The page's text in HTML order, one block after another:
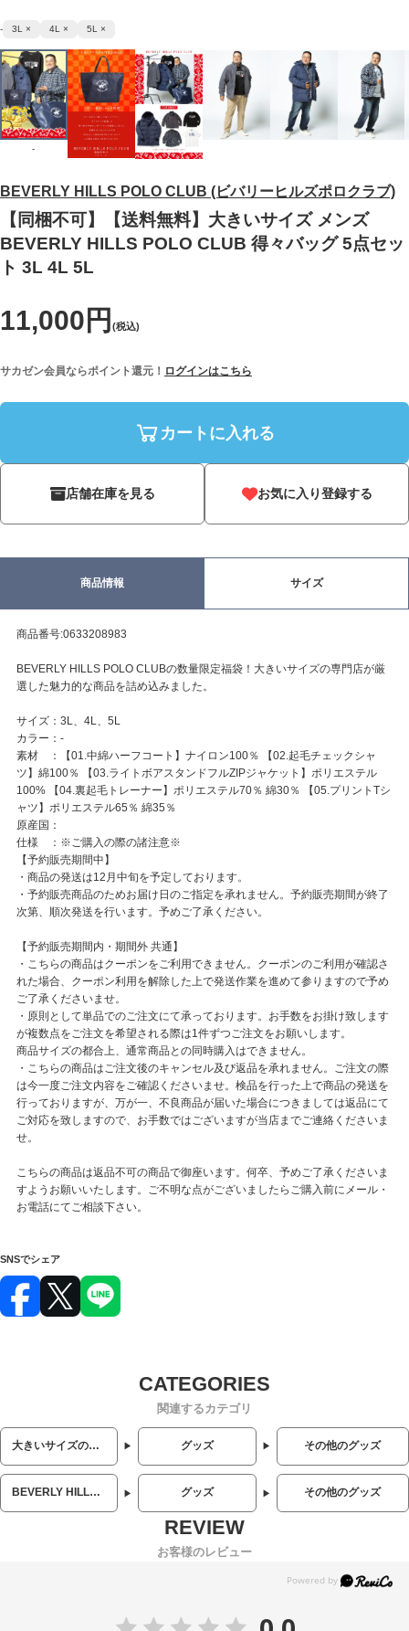
BEVERLY HILLS POLO CLUB (ビバリーヒルズポロクラブ)
【同梱不可】【送料無料】大きいサイズ メンズ
BEVERLY HILLS POLO CLUB 得々バッグ 5点セッ
ト 3L 4L 5L
11,000円 (税込)
サカゼン会員ならポイント還元！ ログインはこちら
カートに入れる
店舗在庫を見る お気に入り登録する
- 3L × 4L × 5L ×
-
商品情報 サイズ
商品番号:0633208983
BEVERLY HILLS POLO CLUBの数量限定福袋！大きいサイズの専門店が厳
選した魅力的な商品を詰め込みました。
サイズ：3L、4L、5L
カラー：-
素材 ：【01.中綿ハーフコート】ナイロン100％ 【02.起毛チェックシャ
ツ】綿100％ 【03.ライトボアスタンドフルZIPジャケット】ポリエステル
100% 【04.裏起毛トレーナー】ポリエステル70％ 綿30％ 【05.プリントTシ
ャツ】ポリエステル65％ 綿35％
原産国：
仕様 ：※ご購入の際の諸注意※
【予約販売期間中】
・商品の発送は12月中旬を予定しております。
・予約販売商品のためお届け日のご指定を承れません。予約販売期間が終了
次第、順次発送を行います。予めご了承ください。
【予約販売期間内・期間外 共通】
・こちらの商品はクーポンをご利用できません。クーポンのご利用が確認さ
れた場合、クーポン利用を解除した上で発送作業を進めて参りますので予め
ご了承くださいませ。
・原則として単品でのご注文にて承っております。お手数をお掛け致します
が複数点をご注文を希望される際は1件ずつご注文をお願いします。
商品サイズの都合上、通常商品との同時購入はできません。
・こちらの商品はご注文後のキャンセル及び返品を承れません。ご注文の際
は今一度ご注文内容をご確認くださいませ。検品を行った上で商品の発送を
行っておりますが、万が一、不良商品が届いた場合につきましては返品にて
ご対応を致しますので、お手数ではございますが当店までご連絡くださいま
せ。
こちらの商品は返品不可の商品で御座います。何卒、予めご了承くださいま
すようお願いいたします。ご不明な点がございましたらご購入前にメール・
お電話にてご相談下さい。
SNSでシェア
関連するカテゴリ
大きいサイズのメンズ服 グッズ その他のグッズ
BEVERLY HILLS POLO CLUB (ビバリーヒルズポロクラブ) グッズ その他のグッズ
お客様のレビュー